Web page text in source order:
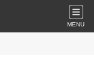
MENU